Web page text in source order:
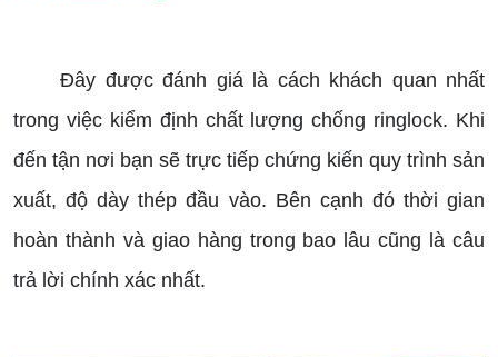
Đây được đánh giá là cách khách quan nhất
trong việc kiểm định chất lượng chống ringlock. Khi
đến tận nơi bạn sẽ trực tiếp chứng kiến quy trình sản
xuất, độ dày thép đầu vào. Bên cạnh đó thời gian
hoàn thành và giao hàng trong bao lâu cũng là câu
trả lời chính xác nhất.